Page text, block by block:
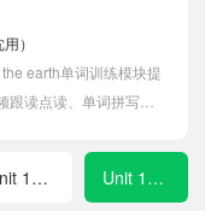
）
earth单词训练模块提
读点读、单词拼写等
Unit 11 trees Unit 12 the earth